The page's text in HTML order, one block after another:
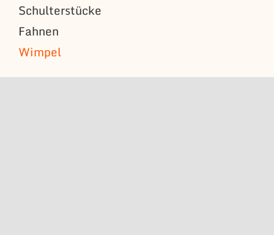
Schulterstücke
Fahnen
Wimpel